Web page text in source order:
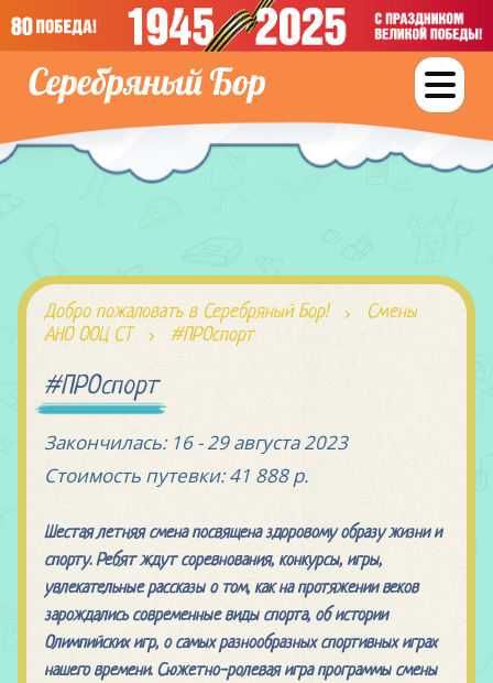
Добро пожаловать в Серебряный Бор!
Смены
АНО ООЦ СТ
#ПРОспорт
#ПРОспорт
Закончилась:16 - 29 августа 2023
Стоимость путевки:41 888 р.
Шестая летняя смена посвящена здоровому образу жизни и
спорту. Ребят ждут соревнования, конкурсы, игры,
увлекательные рассказы о том, как на протяжении веков
зарождались современные виды спорта, об истории
Олимпийских игр, о самых разнообразных спортивных играх
нашего времени. Сюжетно-ролевая игра программы смены